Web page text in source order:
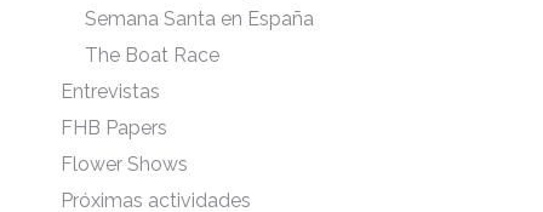
Semana Santa en España
The Boat Race
Entrevistas
FHB Papers
Flower Shows
Próximas actividades